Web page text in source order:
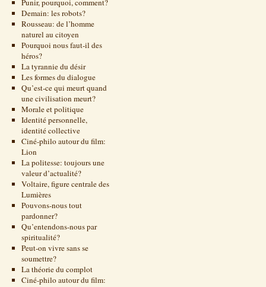
Punir, pourquoi, comment?
Demain: les robots?
Rousseau: de l’homme
naturel au citoyen
Pourquoi nous faut-il des
héros?
La tyrannie du désir
Les formes du dialogue
Qu’est-ce qui meurt quand
une civilisation meurt?
Morale et politique
Identité personnelle,
identité collective
Ciné-philo autour du film:
Lion
La politesse: toujours une
valeur d’actualité?
Voltaire, figure centrale des
Lumières
Pouvons-nous tout
pardonner?
Qu’entendons-nous par
spiritualité?
Peut-on vivre sans se
soumettre?
La théorie du complot
Ciné-philo autour du film: